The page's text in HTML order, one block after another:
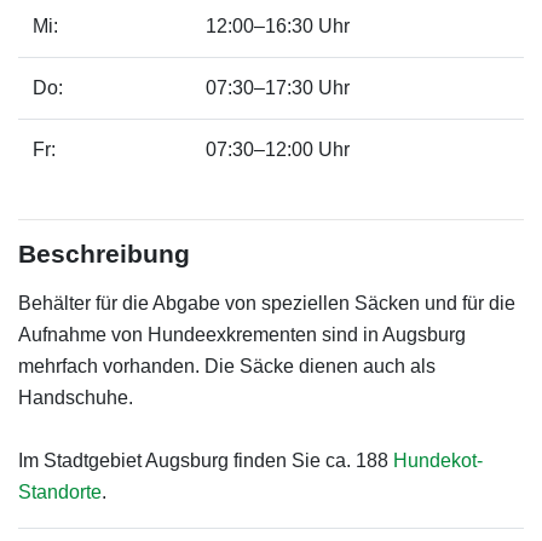
Mi: 12:00–16:30 Uhr
Do: 07:30–17:30 Uhr
Fr: 07:30–12:00 Uhr
Beschreibung
Behälter für die Abgabe von speziellen Säcken und für die
Aufnahme von Hundeexkrementen sind in Augsburg
mehrfach vorhanden. Die Säcke dienen auch als
Handschuhe.
Im Stadtgebiet Augsburg finden Sie ca. 188 Hundekot-
Standorte.